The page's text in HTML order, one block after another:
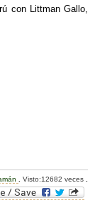
con Littman Gallo,
Visto:12682 veces